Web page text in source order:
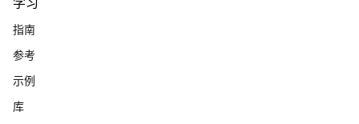
学习
指南
参考
示例
库